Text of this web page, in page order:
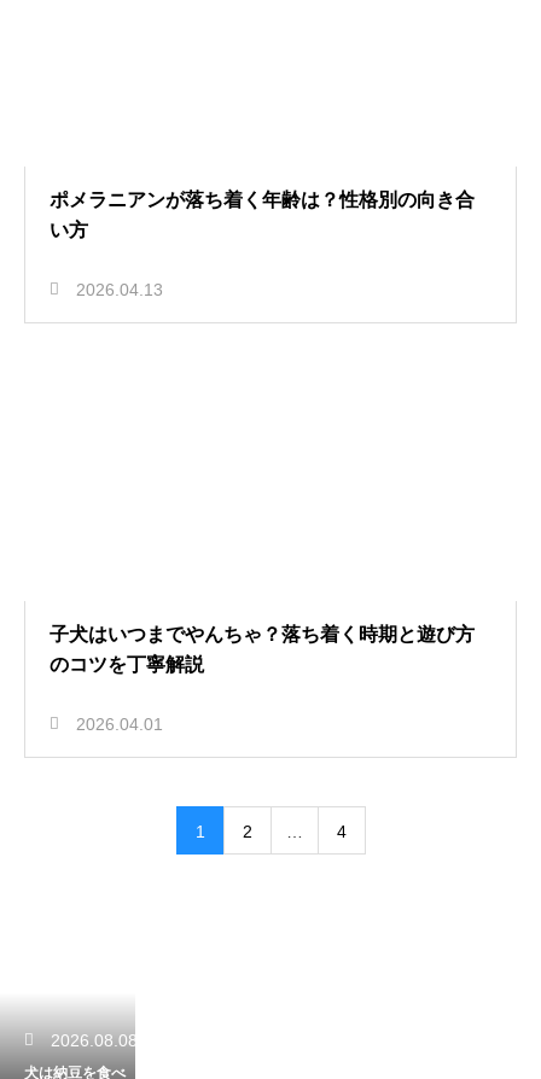
ポメラニアンが落ち着く年齢は？性格別の向き合
い方
2026.04.13
子犬はいつまでやんちゃ？落ち着く時期と遊び方
のコツを丁寧解説
2026.04.01
1 2 4
2026.08.08
犬は納豆を食べ